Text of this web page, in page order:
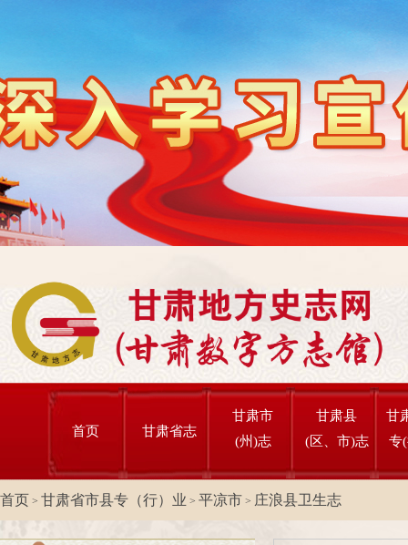
首页 甘肃省志
甘肃市
(州)志
甘肃县
(区、市)志
甘
专
首页 > 甘肃省市县专（行）业 > 平凉市 > 庄浪县卫生志